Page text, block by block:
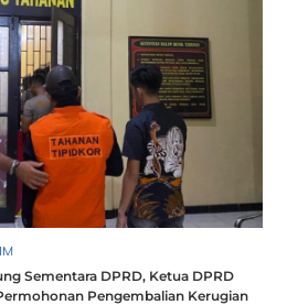
Sementara DPRD, Ketua DPRD
Pengembalian Kerugian